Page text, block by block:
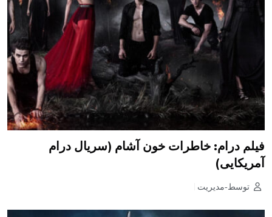
فیلم درام: خاطرات خون آشام (سریال درام
آمریکایی)
توسط-مدیریت